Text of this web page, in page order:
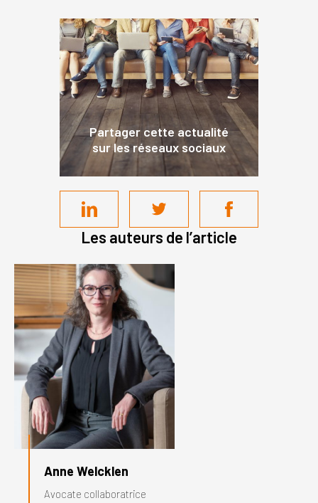
Partager cette actualité
sur les réseaux sociaux
Les auteurs de l’article
Anne Welcklen
Avocate collaboratrice